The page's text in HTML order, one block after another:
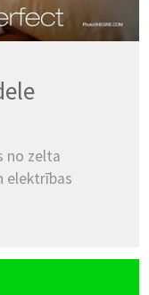
no zelta
elektrības